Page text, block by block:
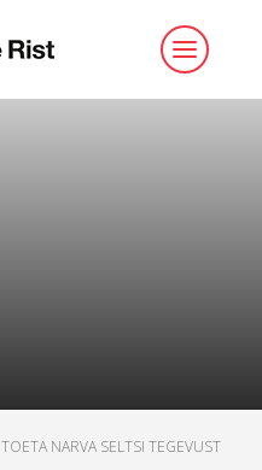
TOETA NARVA SELTSI TEGEVUST